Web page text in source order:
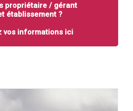
propriétaire / gérant
établissement ?
vos informations ici